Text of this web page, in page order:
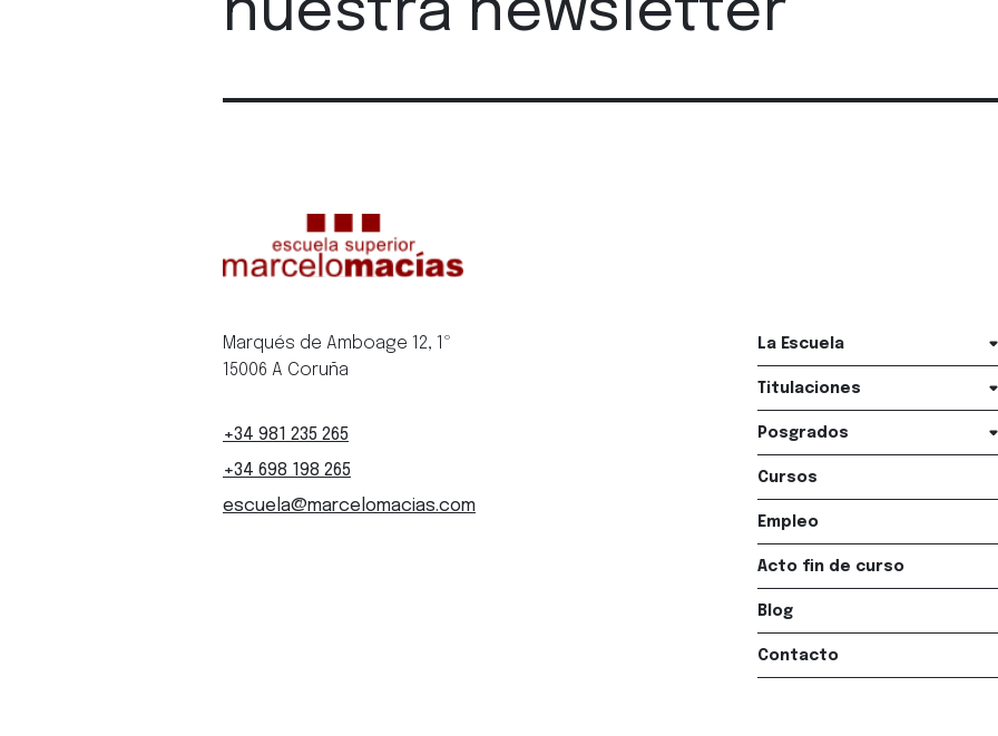
nuestra newsletter
Marqués de Amboage 12, 1º
15006 A Coruña
+34 981 235 265
+34 698 198 265
escuela@marcelomacias.com
La Escuela
Titulaciones
Posgrados
Cursos
Empleo
Acto fin de curso
Blog
Contacto